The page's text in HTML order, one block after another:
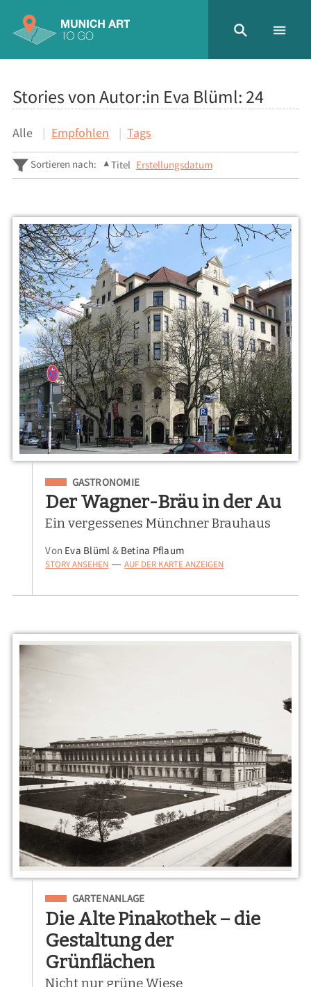
Stories von Autor:in Eva Blüml: 24
Alle Empfohlen Tags
Sortieren nach: Titel Erstellungsdatum
Eingeordnet unter
GASTRONOMIE
Der Wagner-Bräu in der Au
Ein vergessenes Münchner Brauhaus
Von Eva Blüml & Betina Pflaum
STORY ANSEHEN — AUF DER KARTE ANZEIGEN
Eingeordnet unter
GARTENANLAGE
Die Alte Pinakothek – die
Gestaltung der
Grünflächen
Nicht nur grüne Wiese